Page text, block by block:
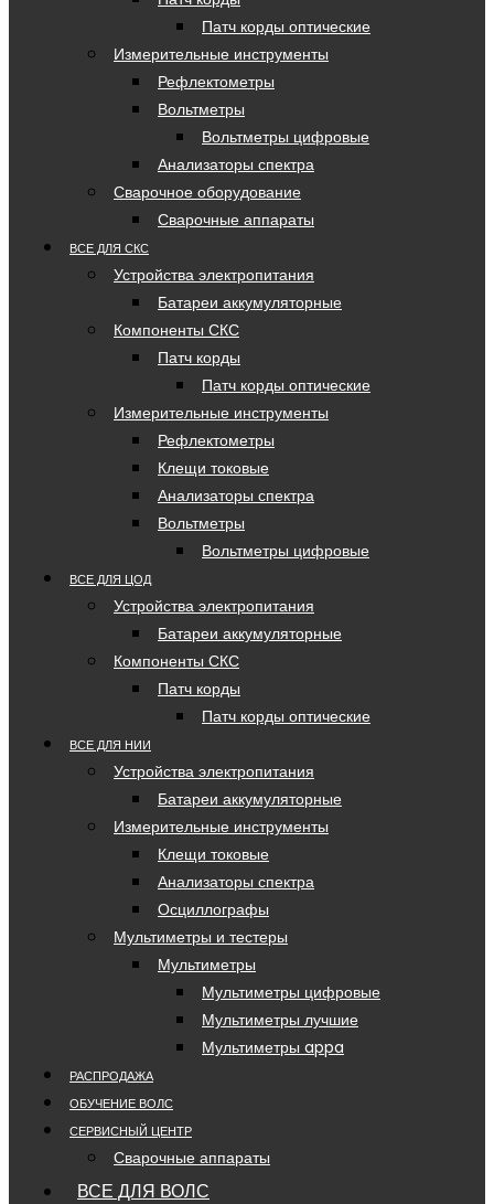
Патч корды оптические
Измерительные инструменты
Рефлектометры
Вольтметры
Вольтметры цифровые
Анализаторы спектра
Сварочное оборудование
Сварочные аппараты
ВСЕ ДЛЯ СКС
Устройства электропитания
Батареи аккумуляторные
Компоненты СКС
Патч корды
Патч корды оптические
Измерительные инструменты
Рефлектометры
Клещи токовые
Анализаторы спектра
Вольтметры
Вольтметры цифровые
ВСЕ ДЛЯ ЦОД
Устройства электропитания
Батареи аккумуляторные
Компоненты СКС
Патч корды
Патч корды оптические
ВСЕ ДЛЯ НИИ
Устройства электропитания
Батареи аккумуляторные
Измерительные инструменты
Клещи токовые
Анализаторы спектра
Осциллографы
Мультиметры и тестеры
Мультиметры
Мультиметры цифровые
Мультиметры лучшие
Мультиметры appa
РАСПРОДАЖА
ОБУЧЕНИЕ ВОЛС
СЕРВИСНЫЙ ЦЕНТР
Сварочные аппараты
ВСЕ ДЛЯ ВОЛС